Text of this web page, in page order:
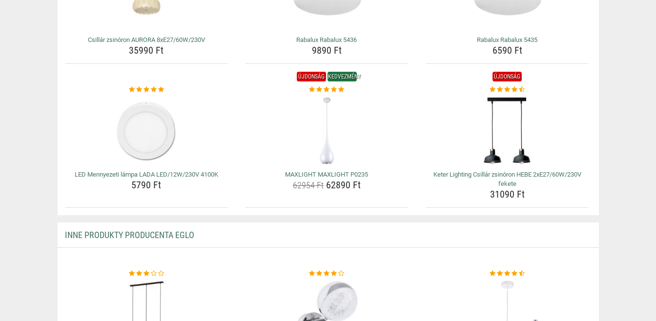
Csillár zsinóron AURORA 8xE27/60W/230V
35990 Ft
Rabalux Rabalux 5436
9890 Ft
Rabalux Rabalux 5435
6590 Ft
LED Mennyezeti lámpa LADA LED/12W/230V 4100K
5790 Ft
ÚJDONSÁG KEDVEZMÉNY
MAXLIGHT MAXLIGHT P0235
62954 Ft62890 Ft
ÚJDONSÁG
Keter Lighting Csillár zsinóron HEBE 2xE27/60W/230V
fekete
31090 Ft
INNE PRODUKTY PRODUCENTA EGLO